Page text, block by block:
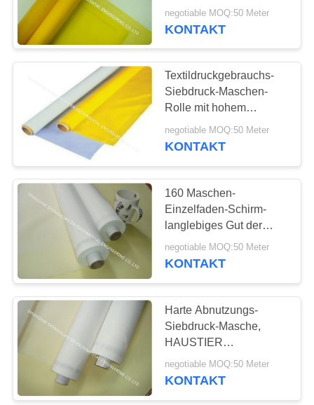
Filtertüte-Käfig
Polyester-Maschen-
Gurt
Drücken Filtertuch
15
des Schirm-43T für
Kleiderdrucken
negotiable MOQ:50 Meter
KONTAKT
Textildruckgebrauchs-
Siebdruck-Maschen-
Rolle mit hohem
Abnutzungs-Widerstand
negotiable MOQ:50 Meter
KONTAKT
160 Maschen-
Einzelfaden-Schirm-
langlebiges Gut der
Mikrometer-Öffnungs-
Größen-100 für
negotiable MOQ:50 Meter
KONTAKT
Harte Abnutzungs-
Siebdruck-Masche,
HAUSTIER
Einzelfaden-Polyester-
Siebdruck-Gewebe-
negotiable MOQ:50 Meter
KONTAKT